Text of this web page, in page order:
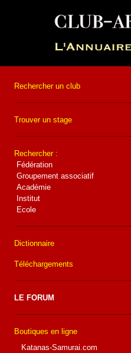
Rechercher un club
Trouver un stage
Rechercher :
Fédération
Groupement associatif
Académie
Institut
Ecole
Dictionnaire
Téléchargements
LE FORUM
Boutiques en ligne
Katanas-Samurai.com